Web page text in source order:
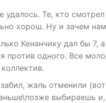
Те, кто
хорош. Ну и зачем нам
Кенанчику дал бы 7,
против одного. Все
жаль отменили
выбираешь